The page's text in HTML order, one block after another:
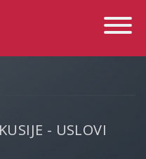
Toggle
- USLOVI